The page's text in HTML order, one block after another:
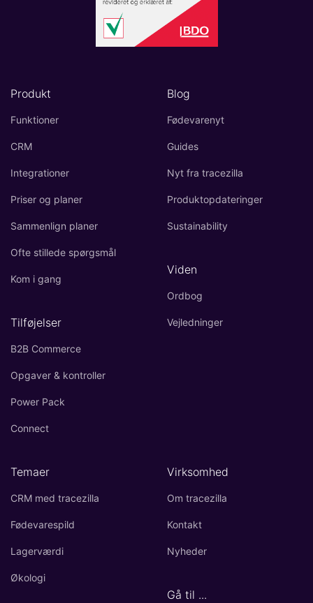
Produkt
Funktioner
CRM
Integrationer
Priser og planer
Sammenlign planer
Ofte stillede spørgsmål
Kom i gang
Tilføjelser
B2B Commerce
Opgaver & kontroller
Power Pack
Connect
Blog
Fødevarenyt
Guides
Nyt fra tracezilla
Produktopdateringer
Sustainability
Viden
Ordbog
Vejledninger
Temaer
CRM med tracezilla
Fødevarespild
Lagerværdi
Økologi
Virksomhed
Om tracezilla
Kontakt
Nyheder
Gå til ...